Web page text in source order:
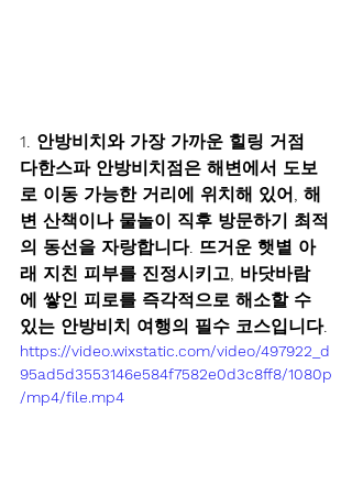
1. 안방비치와 가장 가까운 힐링 거점
다한스파 안방비치점은 해변에서 도보
로 이동 가능한 거리에 위치해 있어, 해
변 산책이나 물놀이 직후 방문하기 최적
의 동선을 자랑합니다. 뜨거운 햇볕 아
래 지친 피부를 진정시키고, 바닷바람
에 쌓인 피로를 즉각적으로 해소할 수
있는 안방비치 여행의 필수 코스입니다.
https://video.wixstatic.com/video/497922_d
95ad5d3553146e584f7582e0d3c8ff8/1080p
/mp4/file.mp4